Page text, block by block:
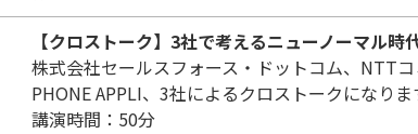
【クロストーク】3社で考えるニューノーマル時
株式会社セールスフォース・ドットコム、NTT
PHONE APPLI、3社によるクロストークになりま
講演時間：50分